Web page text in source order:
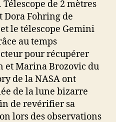
de 2 mètres
Dora Fohring de
le télescope Gemini
au temps
pour récupérer
et Marina Brozovic du
de la NASA ont
de la lune bizarre
de revérifier sa
lors des observations